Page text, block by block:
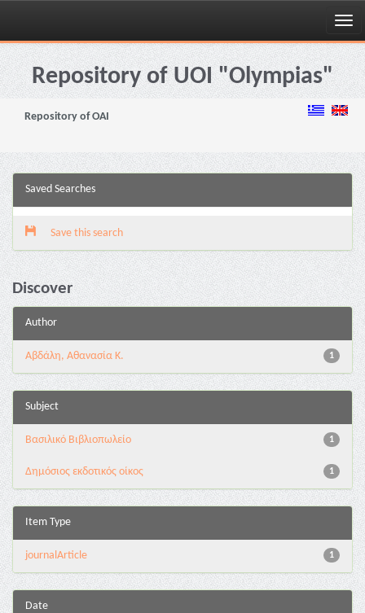
Skip
navigationRepository of UOI "Olympias"
Repository of OAI
Saved Searches
Save this search
Discover
Author
1
Αβδάλη, Αθανασία Κ.
Subject
1
Βασιλικό Βιβλιοπωλείο
1
Δημόσιος εκδοτικός οίκος
Item Type
1
journalArticle
Date